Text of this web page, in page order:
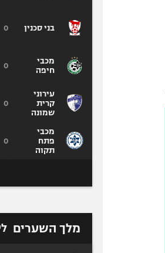
בני סכנין
מכבי
חיפה
עירוני
קרית
שמונה
מכבי
פתח
תקוה
0
0
0
0
מלך השערים